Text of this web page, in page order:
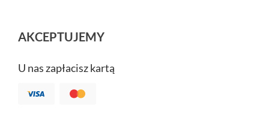
AKCEPTUJEMY
U nas zapłacisz kartą